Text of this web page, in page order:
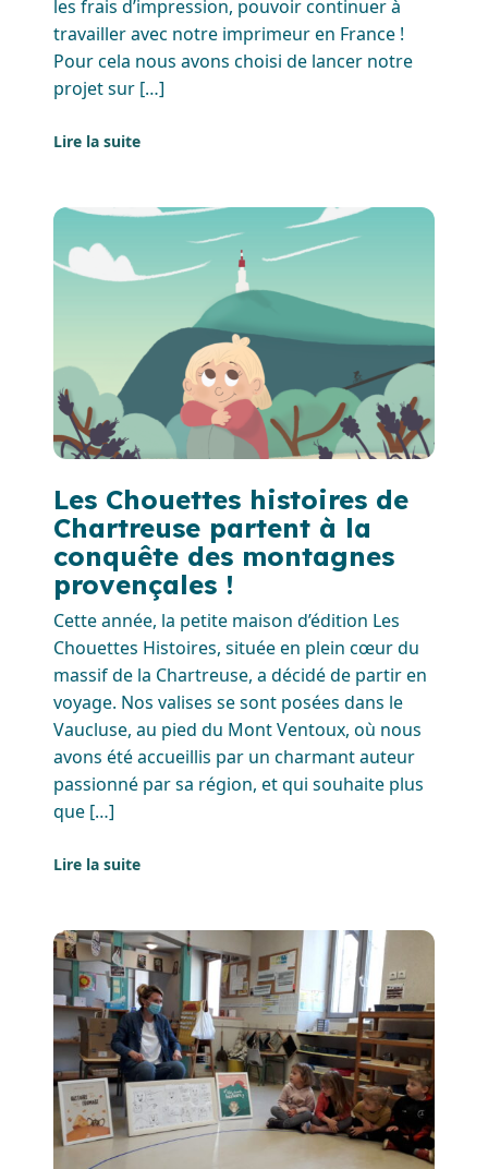
les frais d’impression, pouvoir continuer à
travailler avec notre imprimeur en France !
Pour cela nous avons choisi de lancer notre
projet sur […]
Lire la suite
Les Chouettes histoires de
Chartreuse partent à la
conquête des montagnes
provençales !
Cette année, la petite maison d’édition Les
Chouettes Histoires, située en plein cœur du
massif de la Chartreuse, a décidé de partir en
voyage. Nos valises se sont posées dans le
Vaucluse, au pied du Mont Ventoux, où nous
avons été accueillis par un charmant auteur
passionné par sa région, et qui souhaite plus
que […]
Lire la suite